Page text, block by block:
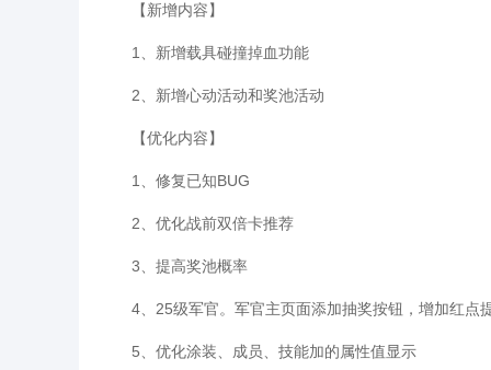
【新增内容】
1、新增载具碰撞掉血功能
2、新增心动活动和奖池活动
【优化内容】
1、修复已知BUG
2、优化战前双倍卡推荐
3、提高奖池概率
4、25级军官。军官主页面添加抽奖按钮，增加红点
5、优化涂装、成员、技能加的属性值显示